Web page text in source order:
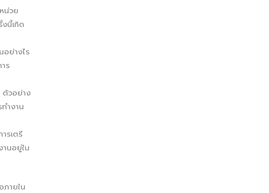
น่วย
นี้เกิด
ย่างไร
ร
ตัวอย่าง
ำงาน
รเตรี
นอยู่ใน
ภายใน